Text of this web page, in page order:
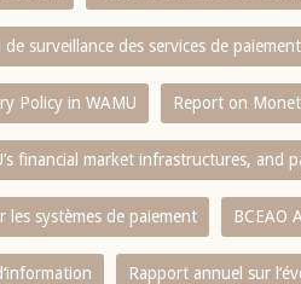
surveillance des services de
Policy in WAMU Report on
financial market infrastructures, and
les systèmes de paiement BCEAO
Rapport annuel sur